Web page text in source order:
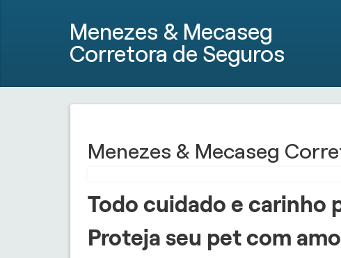
Menezes & Mecaseg
Corretora de Seguros
Menezes & Mecaseg
Todo cuidado e carinho
Proteja seu pet com